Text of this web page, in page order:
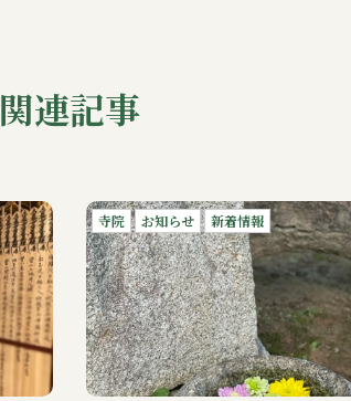
関連記事
寺院 お知らせ 新着情報